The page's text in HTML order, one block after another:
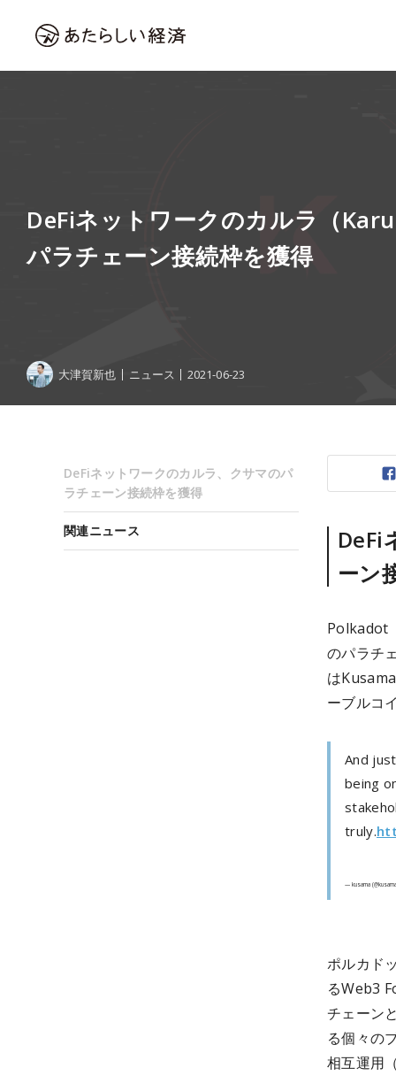
DeFiネットワークのカルラ（
パラチェーン接続枠を獲得
大津賀新也 ニュース 2021-06-23
DeFi
ーン
Polkadot
のパラチ
は
ーブルコ
And
being
truly.
— kusama
ポルカド
るWeb3
チェーン
る個々の
相互運用
DeFiネットワークのカルラ、クサマのパ
ラチェーン接続枠を獲得
関連ニュース